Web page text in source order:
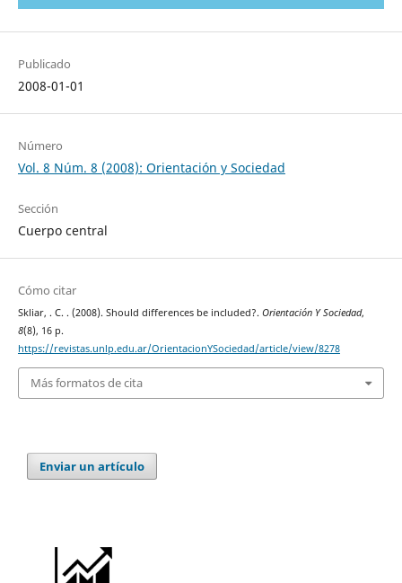
Publicado
2008-01-01
Número
Vol. 8 Núm. 8 (2008): Orientación y Sociedad
Sección
Cuerpo central
Cómo citar
Skliar, . C. . (2008). Should differences be included?. Orientación Y Sociedad,
8(8), 16 p.
https://revistas.unlp.edu.ar/OrientacionYSociedad/article/view/8278
Más formatos de cita
Enviar un artículo